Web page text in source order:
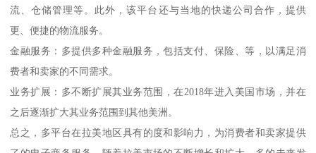
流、仓储管理等。此外，该平台还与当地的快递公司合作，提供
更、便捷的物流服务。
金融服务：多提供多种金融服务，包括支付、保险、等，以满足消
费者和卖家的不同需求。
业务扩展：多不断扩展其业务范围，在2018年进入美国市场，并在
之后逐渐扩大其业务范围到其他美洲。
总之，多平台在拉美地区具有的度和影响力，为消费者和卖家提供